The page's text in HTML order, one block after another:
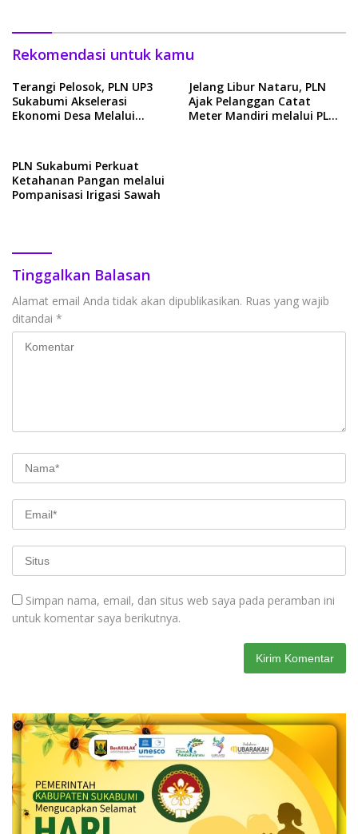
Rekomendasi untuk kamu
Terangi Pelosok, PLN UP3
Sukabumi Akselerasi
Ekonomi Desa Melalui
Jelang Libur Nataru, PLN
Ajak Pelanggan Catat
Meter Mandiri melalui PLN
PLN Sukabumi Perkuat
Ketahanan Pangan melalui
Pompanisasi Irigasi Sawah
Tinggalkan Balasan
Alamat email Anda tidak akan dipublikasikan. Ruas yang wajib
ditandai *
Simpan nama, email, dan situs web saya pada peramban ini
untuk komentar saya berikutnya.